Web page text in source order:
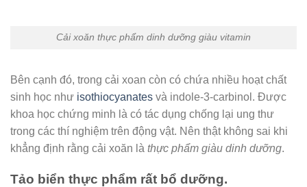
Cải xoăn thực phẩm dinh dưỡng giàu vitamin
Bên cạnh đó, trong cải xoan còn có chứa nhiều hoạt chất
sinh học như isothiocyanates và indole-3-carbinol. Được
khoa học chứng minh là có tác dụng chống lại ung thư
trong các thí nghiệm trên động vật. Nên thật không sai khi
khẳng định rằng cải xoăn là thực phẩm giàu dinh dưỡng.
Tảo biển thực phẩm rất bổ dưỡng.